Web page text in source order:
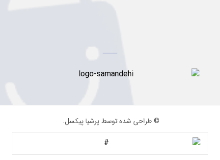
© طراحی شده توسط پرشیا پیکسل.